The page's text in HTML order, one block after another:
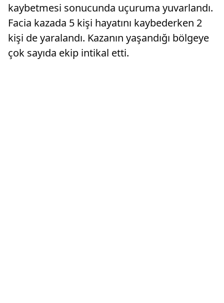
kaybetmesi sonucunda uçuruma yuvarlandı.
Facia kazada 5 kişi hayatını kaybederken 2
kişi de yaralandı. Kazanın yaşandığı bölgeye
çok sayıda ekip intikal etti.